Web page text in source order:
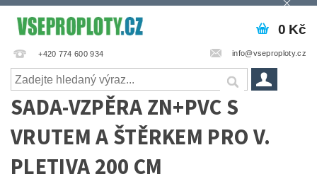
+420 774 600 934 info@vseproploty.cz
0 Kč
SADA-VZPĚRA ZN+PVC S
VRUTEM A ŠTĚRKEM PRO V.
PLETIVA 200 CM